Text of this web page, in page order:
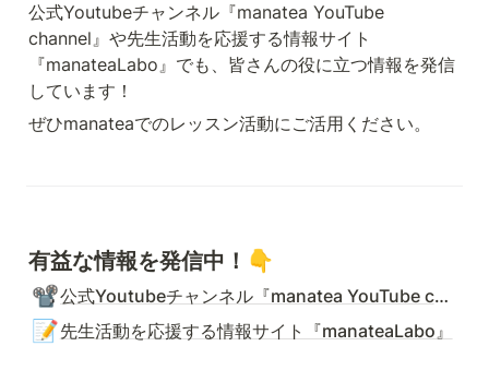
公式Youtubeチャンネル『manatea YouTube
channel』や先生活動を応援する情報サイト
『manateaLabo』でも、皆さんの役に立つ情報を発信
しています！
ぜひmanateaでのレッスン活動にご活用ください。
有益な情報を発信中！👇
📽️
公式Youtubeチャンネル『manatea YouTube channel』
📝先生活動を応援する情報サイト『manateaLabo』